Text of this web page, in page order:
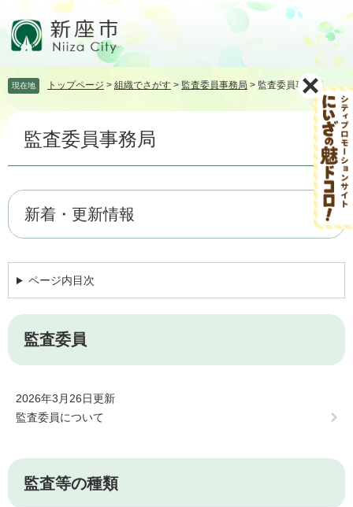
頭飛 現在地 トップページ > 組織でさがす > 監査委員事務局 > 監査委員事務局
本
監査委員事務局
新着・更新情報
ページ内目次
監査委員
2026年3月26日更新
監査委員について
監査等の種類